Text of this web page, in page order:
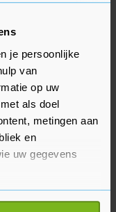
je persoonlijke
van
op uw
als doel
metingen aan
en
uw gegevens